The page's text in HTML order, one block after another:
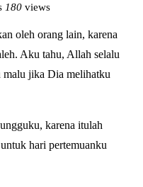
180 views
oleh orang lain, karena
Aku tahu, Allah selalu
malu jika Dia melihatku
karena itulah
hari pertemuanku